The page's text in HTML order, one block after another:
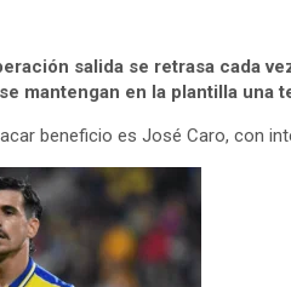
salida se retrasa cada
mantengan en la plantilla una
beneficio es José Caro, con